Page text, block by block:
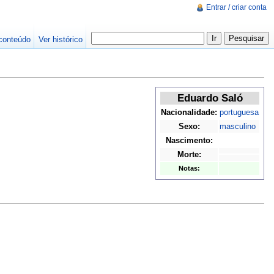
Eduardo Saló
Nacionalidade: portuguesa
Sexo:
masculino
Nascimento:
Morte:
Notas:
Entrar / criar conta
Ver histórico